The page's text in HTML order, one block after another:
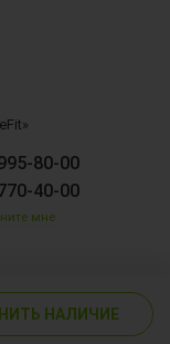
НАЛИЧИЕ
80-00
40-00
мне